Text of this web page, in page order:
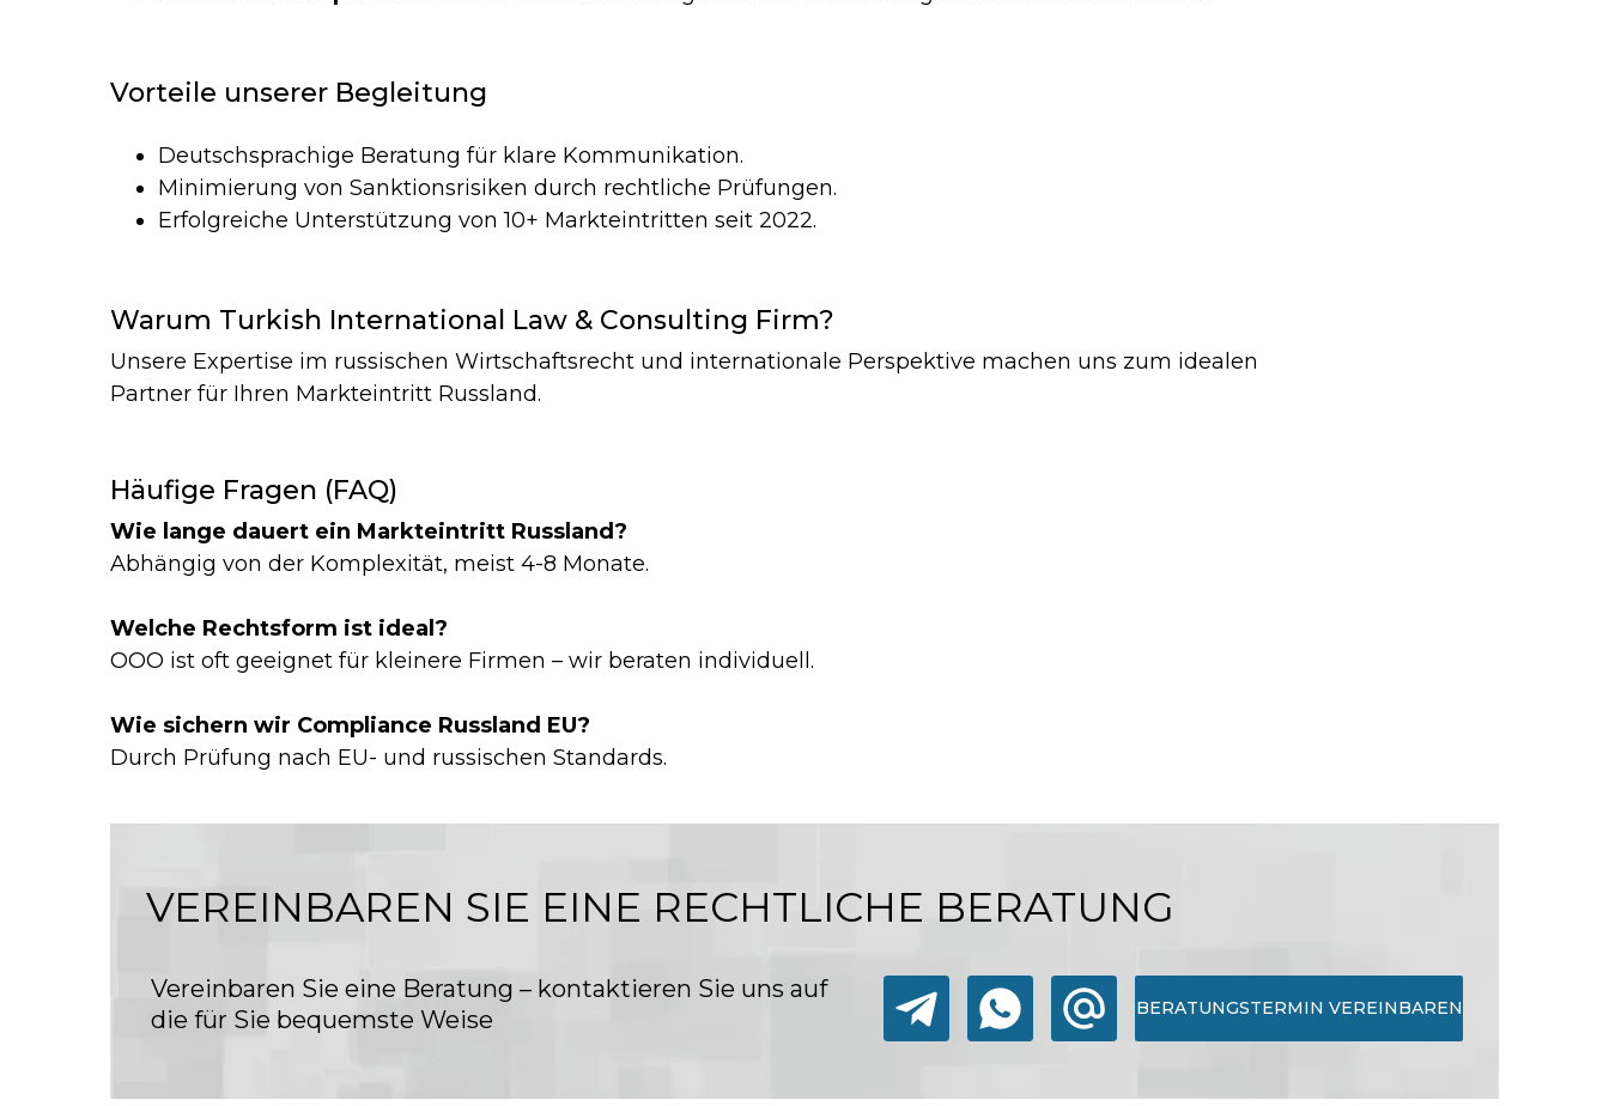
Vorteile unserer Begleitung
Deutschsprachige Beratung für klare Kommunikation.
Minimierung von Sanktionsrisiken durch rechtliche Prüfungen.
Erfolgreiche Unterstützung von 10+ Markteintritten seit 2022.
Warum Turkish International Law & Consulting Firm?
Unsere Expertise im russischen Wirtschaftsrecht und internationale Perspektive machen uns zum idealen
Partner für Ihren Markteintritt Russland.
Häufige Fragen (FAQ)
Wie lange dauert ein Markteintritt Russland?
Abhängig von der Komplexität, meist 4-8 Monate.
Welche Rechtsform ist ideal?
OOO ist oft geeignet für kleinere Firmen – wir beraten individuell.
Wie sichern wir Compliance Russland EU?
Durch Prüfung nach EU- und russischen Standards.
VEREINBAREN SIE EINE RECHTLICHE BERATUNG
Vereinbaren Sie eine Beratung – kontaktieren Sie uns auf
die für Sie bequemste Weise
BERATUNGSTERMIN VEREINBAREN